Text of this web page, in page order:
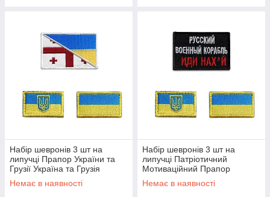
Набір шевронів 3 шт на
липучці Прапор України та
Грузії Україна та Грузія
вишитий патч нашивка
Немає в наявності
Набір шевронів 3 шт на
липучці Патріотичний
Мотиваційний Прапор
України вишитий патч
нашивка
Немає в наявності